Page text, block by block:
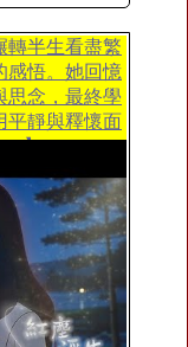
轉半生看盡繁
感悟。她回憶
思念，最終學
平靜與釋懷面
】